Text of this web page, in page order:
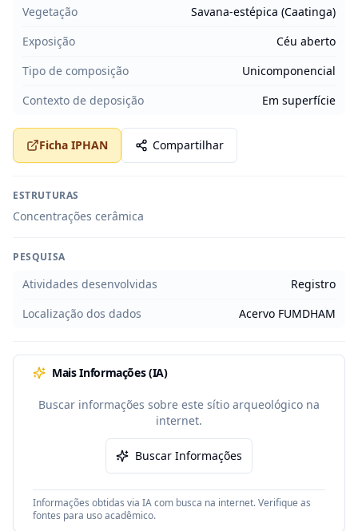
Vegetação
Savana-estépica (Caatinga)
Exposição
Céu aberto
Tipo de composição
Unicomponencial
Contexto de deposição
Em superfície
Ficha IPHAN Compartilhar
ESTRUTURAS
Concentrações cerâmica
PESQUISA
Atividades desenvolvidas
Registro
Localização dos dados
Acervo FUMDHAM
Mais Informações (IA)
Buscar informações sobre este sítio arqueológico na
internet.
Buscar Informações
Informações obtidas via IA com busca na internet. Verifique as
fontes para uso acadêmico.